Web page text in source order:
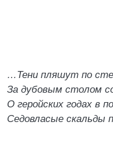
…Тени пляшут по
За дубовым столом
О геройских годах в
Седовласые